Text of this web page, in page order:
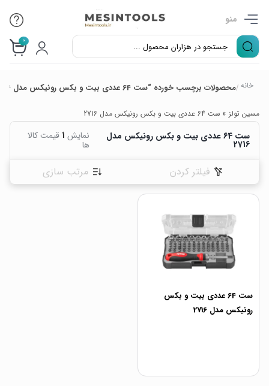
منو
0
خانه /محصولات برچسب خورده “ست 64 عددی بیت و بکس رونیکس مدل 2716”
مسین تولز » ست 64 عددی بیت و بکس رونیکس مدل 2716
ست 64 عددی بیت و بکس رونیکس مدل
2716
نمایش 1 قیمت کالا
ها
فیلتر کردن مرتب سازی
ست 64 عددی بیت و بکس
رونیکس مدل 2716